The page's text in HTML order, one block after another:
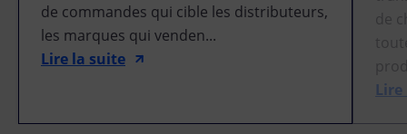
de commandes qui cible les distributeurs,
les marques qui venden...
Lire la suite